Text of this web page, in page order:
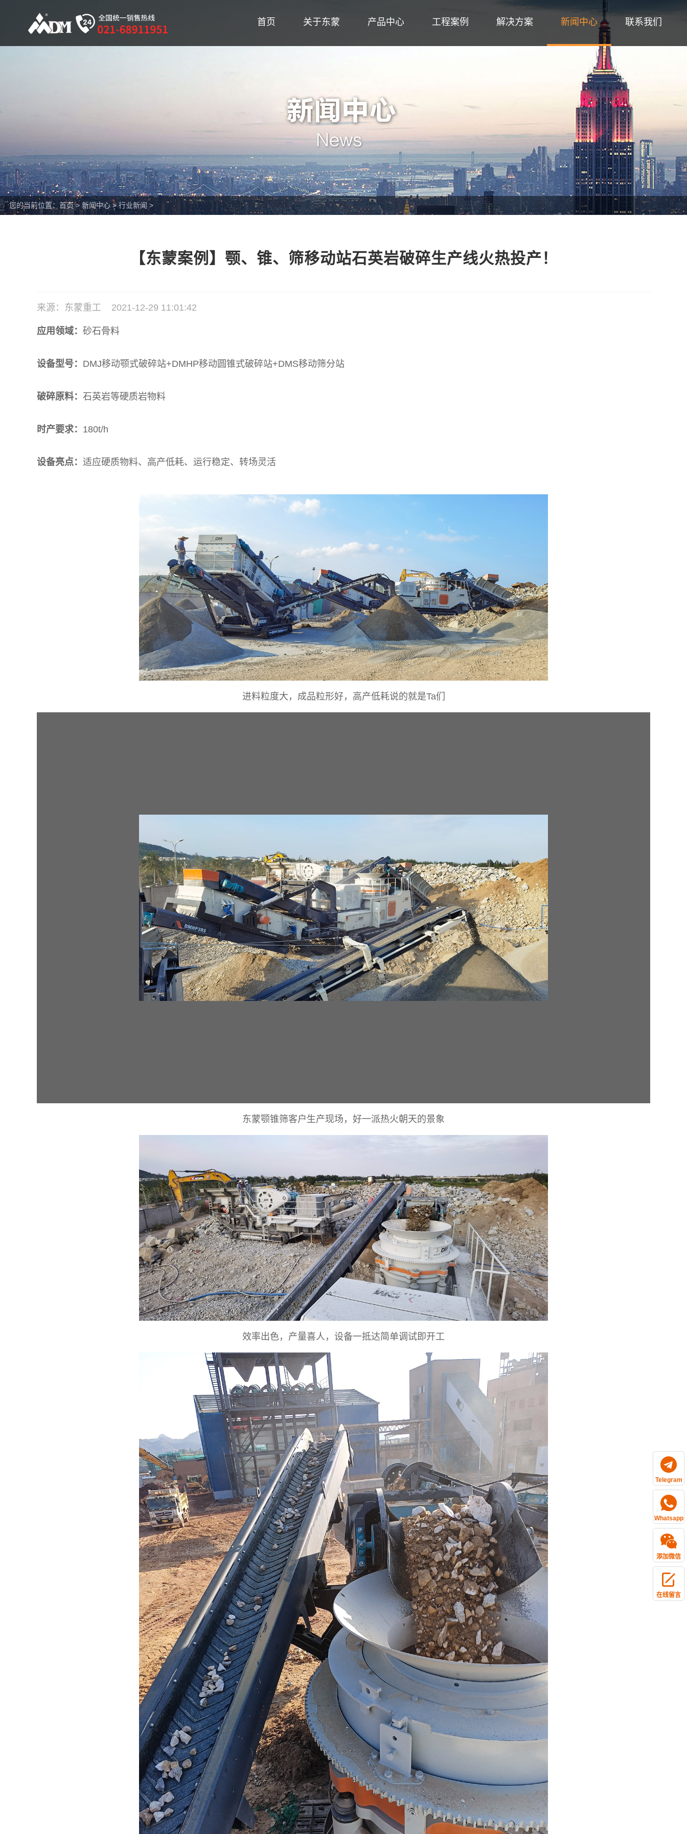
首页 关于东蒙 产品中心 工程案例 解决方案 新闻中心 联系我们
您的当前位置： 首页 > 新闻中心 >行业新闻>
【东蒙案例】颚、锥、筛移动站石英岩破碎生产线火热投产！
来源：东蒙重工 2021-12-29 11:01:42
应用领域： 砂石骨料
设备型号： DMJ移动颚式破碎站+DMHP移动圆锥式破碎站+DMS移动筛分站
破碎原料： 石英岩等硬质岩物料
时产要求： 180t/h
设备亮点： 适应硬质物料、高产低耗、运行稳定、转场灵活
进料粒度大，成品粒形好，高产低耗说的就是Ta们
东蒙颚锥筛客户生产现场，好一派热火朝天的景象
效率出色，产量喜人，设备一抵达简单调试即开工
Telegram
Whatsapp
添加微信
在线留言